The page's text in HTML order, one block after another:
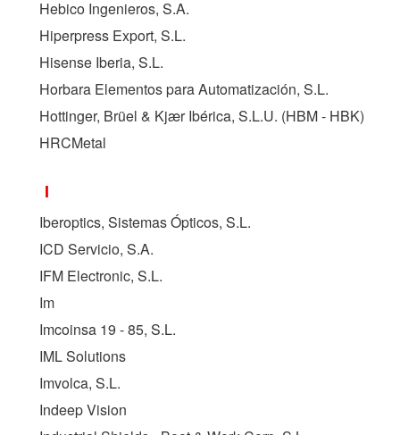
Hebico Ingenieros, S.A.
Hiperpress Export, S.L.
Hisense Iberia, S.L.
Horbara Elementos para Automatización, S.L.
Hottinger, Brüel & Kjær Ibérica, S.L.U. (HBM - HBK)
HRCMetal
I
Iberoptics, Sistemas Ópticos, S.L.
ICD Servicio, S.A.
IFM Electronic, S.L.
Im
Imcoinsa 19 - 85, S.L.
IML Solutions
Imvolca, S.L.
Indeep Vision